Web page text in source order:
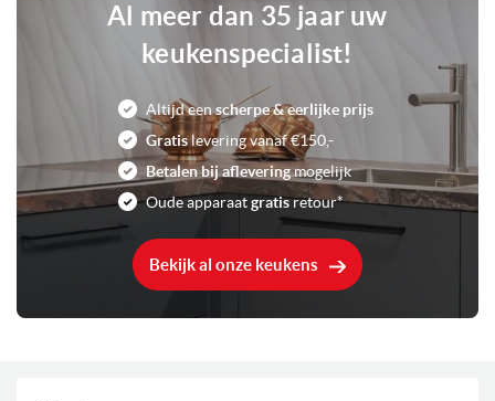
Al meer dan 35 jaar uw
keukenspecialist!
Altijd eenscherpe & eerlijke prijs
Gratislevering vanaf €150,-
Betalen bij afleveringmogelijk
Oude apparaatgratisretour*
Bekijk al onze keukens